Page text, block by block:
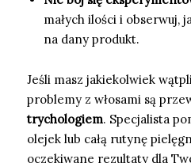
małych ilości i obserwuj,
na dany produkt.
Jeśli masz jakiekolwiek
problemy z włosami są
trychologiem. Specjalista
olejek lub całą rutynę
oczekiwane rezultaty dla